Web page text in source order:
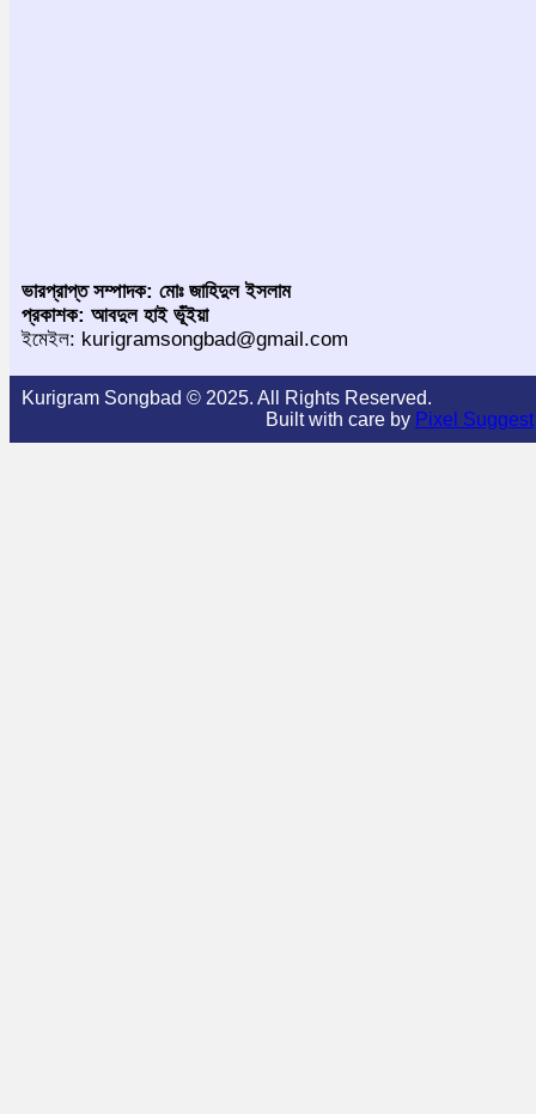
ভারপ্রাপ্ত সম্পাদক: মোঃ জাহিদুল ইসলাম
প্রকাশক: আবদুল হাই ভূঁইয়া
ইমেইল: kurigramsongbad@gmail.com
Kurigram Songbad © 2025. All Rights Reserved.
Built with care by Pixel Suggest